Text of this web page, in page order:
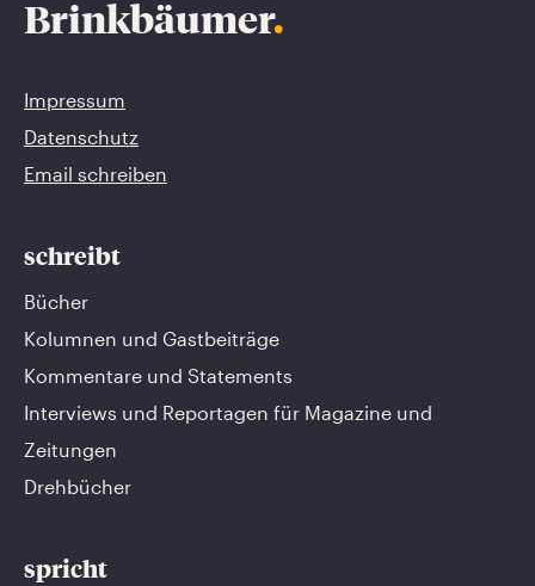
Brinkbäumer.
Impressum
Datenschutz
Email schreiben
schreibt
Bücher
Kolumnen und Gastbeiträge
Kommentare und Statements
Interviews und Reportagen für Magazine und
Zeitungen
Drehbücher
spricht